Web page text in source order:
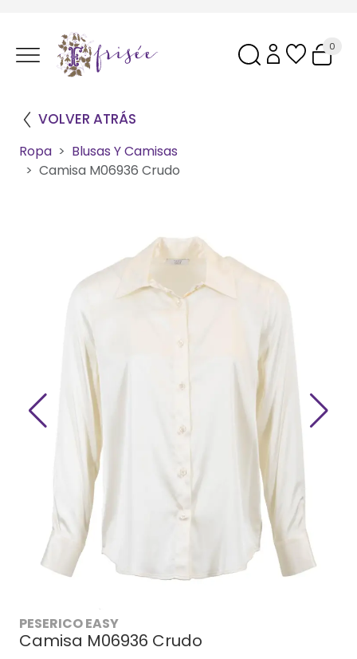
0
VOLVER ATRÁS
Ropa
Blusas Y Camisas
Camisa M06936 Crudo
PESERICO EASY
Camisa M06936 Crudo